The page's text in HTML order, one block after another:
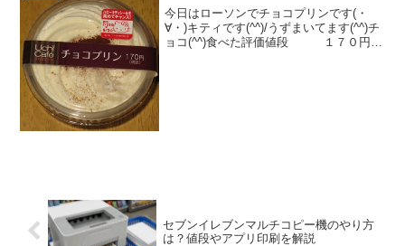
今日はローソンでチョコプリンです(・
∀・)キティです(^^)/うずまいてます(^^)チ
ョコ(^^)食べた評価値段 １７０円お
セブンイレブンマルチコピー機のやり方
は？値段やアプリ印刷を解説